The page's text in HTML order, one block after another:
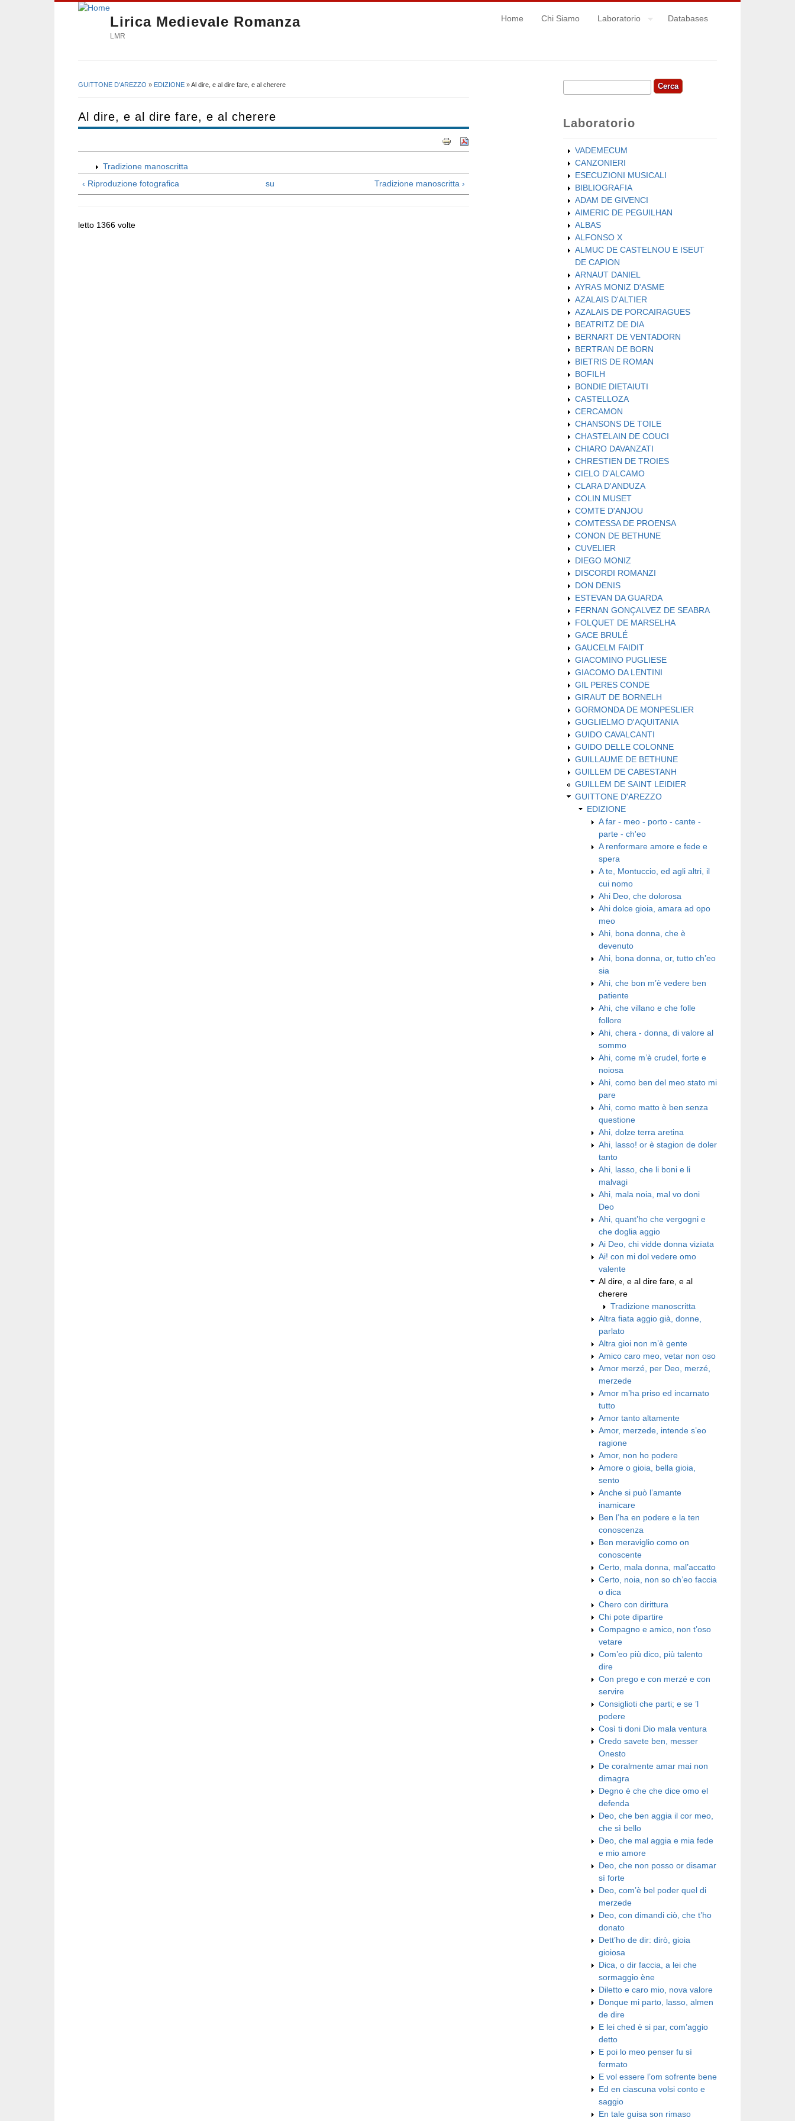
Lirica Medievale Romanza
LMR
Home Chi Siamo Laboratorio Databases
GUITTONE D'AREZZO » EDIZIONE » Al dire, e al dire fare, e al cherere
Al dire, e al dire fare, e al cherere
Tradizione manoscritta
‹ Riproduzione fotografica
su Tradizione manoscritta ›
letto 1366 volte
Form di ricerca
Cerca
Laboratorio
VADEMECUM
CANZONIERI
ESECUZIONI MUSICALI
BIBLIOGRAFIA
ADAM DE GIVENCI
AIMERIC DE PEGUILHAN
ALBAS
ALFONSO X
ALMUC DE CASTELNOU E ISEUT
DE CAPION
ARNAUT DANIEL
AYRAS MONIZ D'ASME
AZALAIS D'ALTIER
AZALAIS DE PORCAIRAGUES
BEATRITZ DE DIA
BERNART DE VENTADORN
BERTRAN DE BORN
BIETRIS DE ROMAN
BOFILH
BONDIE DIETAIUTI
CASTELLOZA
CERCAMON
CHANSONS DE TOILE
CHASTELAIN DE COUCI
CHIARO DAVANZATI
CHRESTIEN DE TROIES
CIELO D'ALCAMO
CLARA D'ANDUZA
COLIN MUSET
COMTE D'ANJOU
COMTESSA DE PROENSA
CONON DE BETHUNE
CUVELIER
DIEGO MONIZ
DISCORDI ROMANZI
DON DENIS
ESTEVAN DA GUARDA
FERNAN GONÇALVEZ DE SEABRA
FOLQUET DE MARSELHA
GACE BRULÉ
GAUCELM FAIDIT
GIACOMINO PUGLIESE
GIACOMO DA LENTINI
GIL PERES CONDE
GIRAUT DE BORNELH
GORMONDA DE MONPESLIER
GUGLIELMO D'AQUITANIA
GUIDO CAVALCANTI
GUIDO DELLE COLONNE
GUILLAUME DE BETHUNE
GUILLEM DE CABESTANH
GUILLEM DE SAINT LEIDIER
GUITTONE D'AREZZO
EDIZIONE
A far - meo - porto - cante -
parte - ch'eo
A renformare amore e fede e
spera
A te, Montuccio, ed agli altri, il
cui nomo
Ahi Deo, che dolorosa
Ahi dolce gioia, amara ad opo
meo
Ahi, bona donna, che è
devenuto
Ahi, bona donna, or, tutto ch’eo
sia
Ahi, che bon m’è vedere ben
patiente
Ahi, che villano e che folle
follore
Ahi, chera - donna, di valore al
sommo
Ahi, come m’è crudel, forte e
noiosa
Ahi, como ben del meo stato mi
pare
Ahi, como matto è ben senza
questione
Ahi, dolze terra aretina
Ahi, lasso! or è stagion de doler
tanto
Ahi, lasso, che li boni e li
malvagi
Ahi, mala noia, mal vo doni
Deo
Ahi, quant’ho che vergogni e
che doglia aggio
Ai Deo, chi vidde donna vizïata
Ai! con mi dol vedere omo
valente
Al dire, e al dire fare, e al
cherere
Tradizione manoscritta
Altra fiata aggio già, donne,
parlato
Altra gioi non m’è gente
Amico caro meo, vetar non oso
Amor merzé, per Deo, merzé,
merzede
Amor m’ha priso ed incarnato
tutto
Amor tanto altamente
Amor, merzede, intende s’eo
ragione
Amor, non ho podere
Amore o gioia, bella gioia,
sento
Anche si può l’amante
inamicare
Ben l’ha en podere e la ten
conoscenza
Ben meraviglio como on
conoscente
Certo, mala donna, mal’accatto
Certo, noia, non so ch’eo faccia
o dica
Chero con dirittura
Chi pote dipartire
Compagno e amico, non t’oso
vetare
Com’eo più dico, più talento
dire
Con prego e con merzé e con
servire
Consiglioti che parti; e se ’l
podere
Così ti doni Dio mala ventura
Credo savete ben, messer
Onesto
De coralmente amar mai non
dimagra
Degno è che che dice omo el
defenda
Deo, che ben aggia il cor meo,
che sì bello
Deo, che mal aggia e mia fede
e mio amore
Deo, che non posso or disamar
sì forte
Deo, com’è bel poder quel di
merzede
Deo, con dimandi ciò, che t’ho
donato
Dett’ho de dir: dirò, gioia
gioiosa
Dica, o dir faccia, a lei che
sormaggio ène
Diletto e caro mio, nova valore
Donque mi parto, lasso, almen
de dire
E lei ched è si par, com’aggio
detto
E poi lo meo penser fu sì
fermato
E vol essere l’om sofrente bene
Ed en ciascuna volsi conto e
saggio
En tale guisa son rimaso